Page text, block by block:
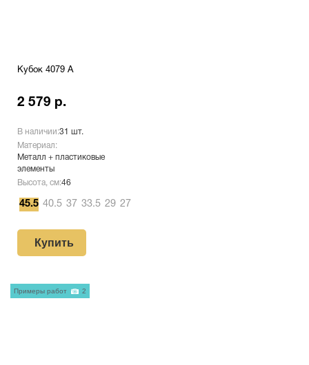
Кубок 4079 A
2 579 р.
В наличии:31 шт.
Материал:
Металл + пластиковые
элементы
Высота, см:46
45.5 40.5 37 33.5 29 27
Купить
Примеры работ 2